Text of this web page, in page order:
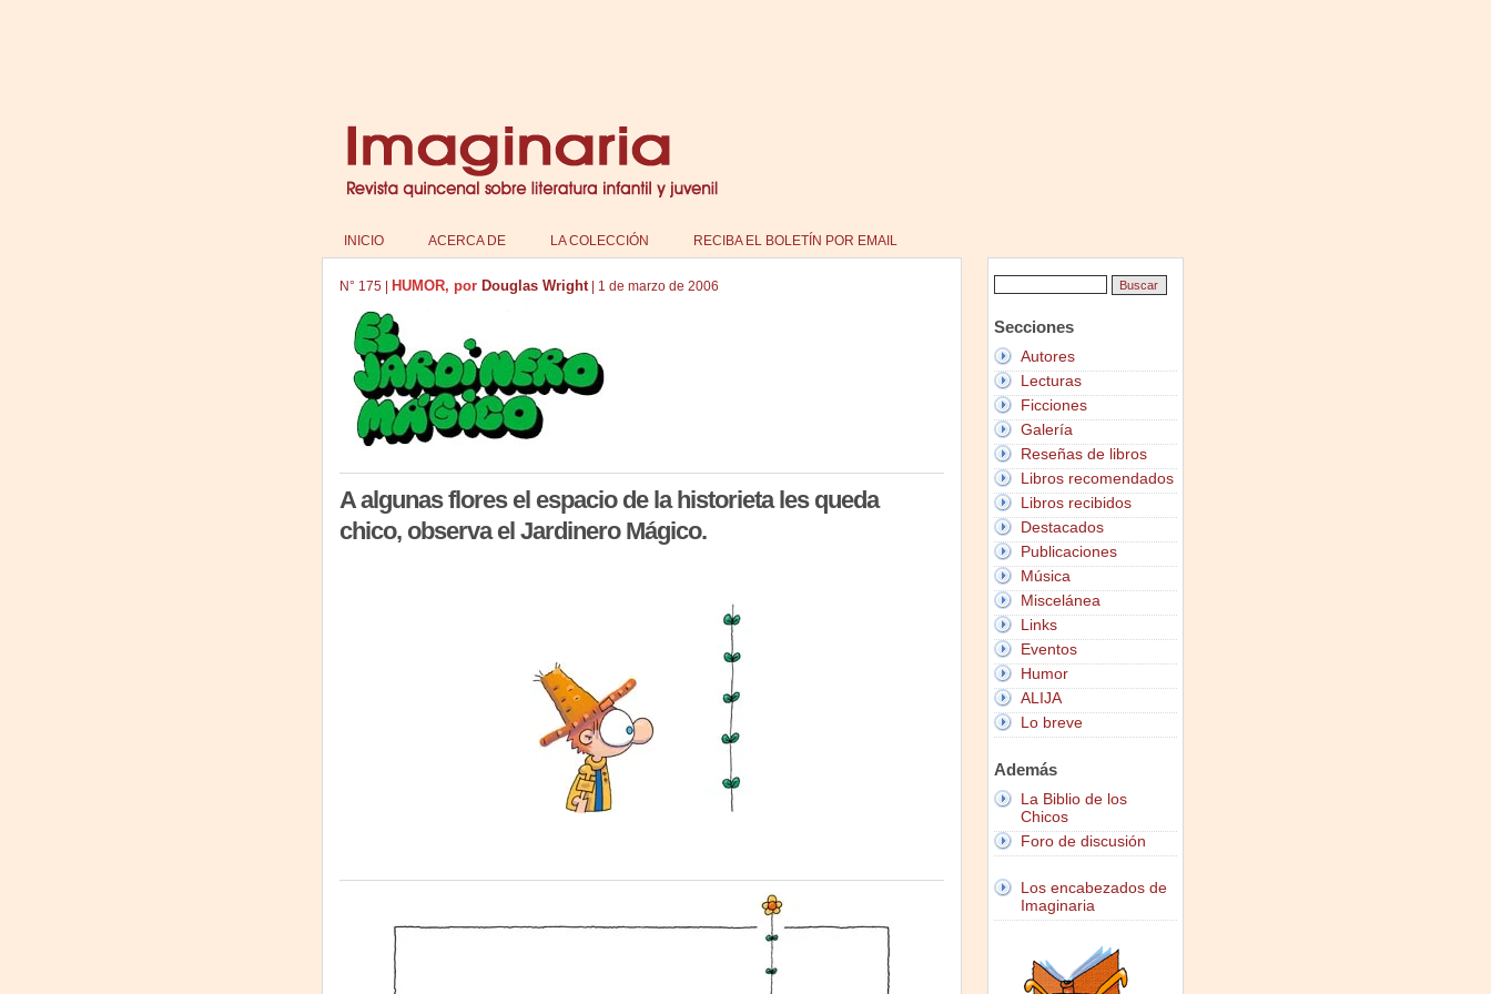
INICIO ACERCA DE LA COLECCIÓN RECIBA EL BOLETÍN POR EMAIL
N° 175| HUMOR, por Douglas Wright 1 de marzo de 2006
A algunas flores el espacio de la historieta les queda
chico, observa el Jardinero Mágico.
Secciones
Autores
Lecturas
Ficciones
Galería
Reseñas de libros
Libros recomendados
Libros recibidos
Destacados
Publicaciones
Música
Miscelánea
Links
Eventos
Humor
ALIJA
Lo breve
Además
La Biblio de los
Chicos
Foro de discusión
Los encabezados de
Imaginaria